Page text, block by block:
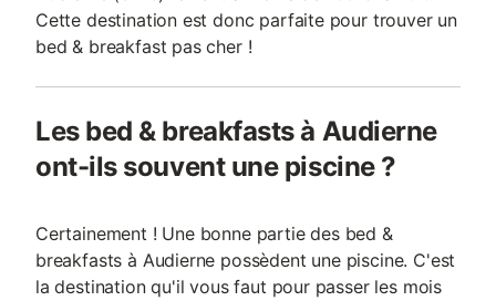
Cette destination est donc parfaite pour trouver un
bed & breakfast pas cher !
Les bed & breakfasts à Audierne
ont-ils souvent une piscine ?
Certainement ! Une bonne partie des bed &
breakfasts à Audierne possèdent une piscine. C'est
la destination qu'il vous faut pour passer les mois